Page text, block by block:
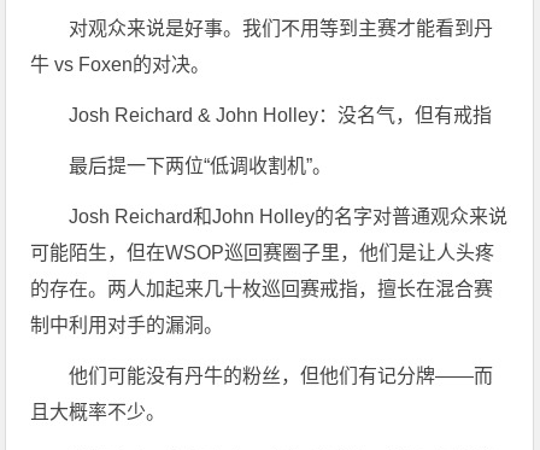
对观众来说是好事。我们不用等到主赛才能看到丹
牛 vs Foxen的对决。
Josh Reichard & John Holley：没名气，但有戒指
最后提一下两位“低调收割机”。
Josh Reichard和John Holley的名字对普通观众来说
可能陌生，但在WSOP巡回赛圈子里，他们是让人头疼
的存在。两人加起来几十枚巡回赛戒指，擅长在混合赛
制中利用对手的漏洞。
他们可能没有丹牛的粉丝，但他们有记分牌——而
且大概率不少。